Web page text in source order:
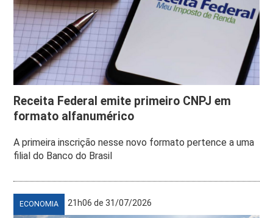
Receita Federal emite primeiro CNPJ em
formato alfanumérico
A primeira inscrição nesse novo formato pertence a uma
filial do Banco do Brasil
ECONOMIA 21h06 de 31/07/2026